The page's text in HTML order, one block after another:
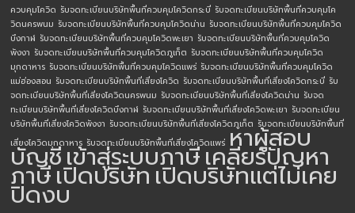
ควบคุมโควิด รับจดทะเบียนบริษัทพื้นที่ควบคุมโควิดกระบี่ รับจดทะเบียนบริษัทพื้นที่ควบคุมโค
วิดนครพนม รับจดทะเบียนบริษัทพื้นที่ควบคุมโควิดน่าน รับจดทะเบียนบริษัทพื้นที่ควบคุมโควิด
บึงกาฬ รับจดทะเบียนบริษัทพื้นที่ควบคุมโควิดพะเยา รับจดทะเบียนบริษัทพื้นที่ควบคุมโควิด
พังงา รับจดทะเบียนบริษัทพื้นที่ควบคุมโควิดภูเก็ต รับจดทะเบียนบริษัทพื้นที่ควบคุมโควิด
มุกดาหาร รับจดทะเบียนบริษัทพื้นที่ควบคุมโควิดแพร่ รับจดทะเบียนบริษัทพื้นที่ควบคุมโควิด
แม่ฮ่องสอน รับจดทะเบียนบริษัทพื้นที่เสี่ยงโควิด รับจดทะเบียนบริษัทพื้นที่เสี่ยงโควิดกระบี่ รับ
จดทะเบียนบริษัทพื้นที่เสี่ยงโควิดนครพนม รับจดทะเบียนบริษัทพื้นที่เสี่ยงโควิดน่าน รับจด
ทะเบียนบริษัทพื้นที่เสี่ยงโควิดบึงกาฬ รับจดทะเบียนบริษัทพื้นที่เสี่ยงโควิดพะเยา รับจดทะเบียน
บริษัทพื้นที่เสี่ยงโควิดพังงา รับจดทะเบียนบริษัทพื้นที่เสี่ยงโควิดภูเก็ต รับจดทะเบียนบริษัทพื้นที่
เสี่ยงโควิดมุกดาหาร รับจดทะเบียนบริษัทพื้นที่เสี่ยงโควิดแพร่ หาผู้สอบ
บัญชีเข้าสู่ระบบภาษีเคลียร์ปัญหา
ภาษีเปิดบริษัทเปิดบริษัทแต่ไม่เคย
ปิดงบ